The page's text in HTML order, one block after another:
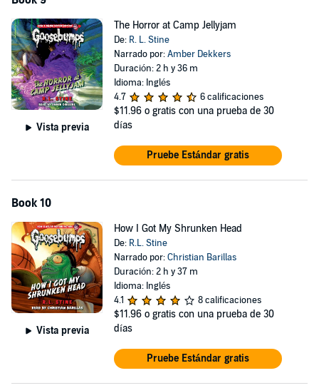
Vista previa
The Horror at Camp Jellyjam
De: R. L. Stine
Narrado por:Amber Dekkers
Duración: 2 h y 36 m
Idioma: Inglés
4.7
6 calificaciones
$11.96 o gratis con una prueba de 30
días
Pruebe Estándar gratis
Book 10
Vista previa
How I Got My Shrunken Head
De: R.L. Stine
Narrado por:Christian Barillas
Duración: 2 h y 37 m
Idioma: Inglés
4.1
8 calificaciones
$11.96 o gratis con una prueba de 30
días
Pruebe Estándar gratis